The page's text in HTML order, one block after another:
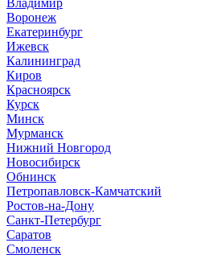
Владимир
Воронеж
Екатеринбург
Ижевск
Калининград
Киров
Красноярск
Курск
Минск
Мурманск
Нижний Новгород
Новосибирск
Обнинск
Петропавловск-Камчатский
Ростов-на-Дону
Санкт-Петербург
Саратов
Смоленск